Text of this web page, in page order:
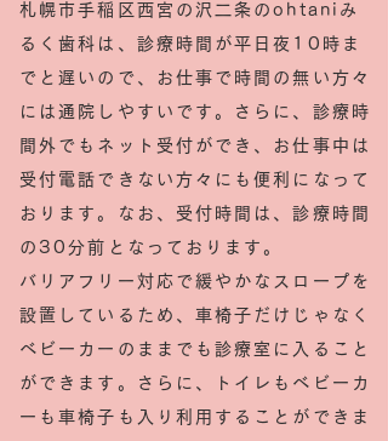
札幌市手稲区西宮の沢二条のohtaniみ
るく歯科は、診療時間が平日夜10時ま
でと遅いので、お仕事で時間の無い方々
には通院しやすいです。
さらに、診療時
間外でもネット受付ができ、お仕事中は
受付電話できない方々にも便利になって
おります。
なお、受付時間は、診療時間
の30分前となっております。
バリアフリー対応で緩やかなスロープを
設置しているため、車椅子だけじゃなく
ベビーカーのままでも診療室に入ること
ができます。さらに、トイレもベビーカ
ーも車椅子も入り利用することができま